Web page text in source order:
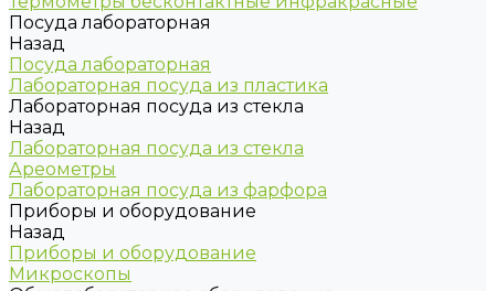
Посуда лабораторная
Назад
Посуда лабораторная
Лабораторная посуда из пластика
Лабораторная посуда из стекла
Назад
Лабораторная посуда из стекла
Ареометры
Лабораторная посуда из фарфора
Приборы и оборудование
Назад
Приборы и оборудование
Микроскопы